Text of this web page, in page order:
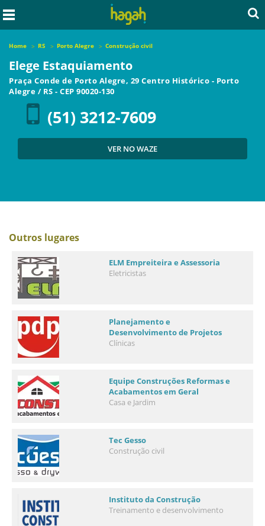
Home RS Porto Alegre Construção civil
Elege Estaquiamento
Praça Conde de Porto Alegre, 29 Centro Histórico - Porto
Alegre / RS - CEP 90020-130
(51) 3212-7609
VER NO WAZE
Outros lugares
ELM Empreiteira e Assessoria
Eletricistas
Planejamento e
Desenvolvimento de Projetos
Clínicas
Equipe Construções Reformas e
Acabamentos em Geral
Casa e Jardim
Tec Gesso
Construção civil
Instituto da Construção
Treinamento e desenvolvimento